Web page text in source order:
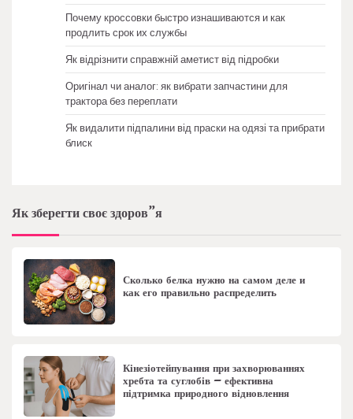
Почему кроссовки быстро изнашиваются и как
продлить срок их службы
Як відрізнити справжній аметист від підробки
Оригінал чи аналог: як вибрати запчастини для
трактора без переплати
Як видалити підпалини від праски на одязі та прибрати
блиск
Як зберегти своє здоров”я
Сколько белка нужно на самом деле и
как его правильно распределить
Кінезіотейпування при захворюваннях
хребта та суглобів – ефективна
підтримка природного відновлення